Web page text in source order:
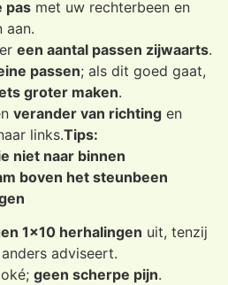
pas met uw rechterbeen en
aan.
een aantal passen zijwaarts.
passen; als dit goed gaat,
groter maken.
verander van richting en
links.Tips:
niet naar binnen
boven het steunbeen
1×10 herhalingen uit, tenzij
adviseert.
geen scherpe pijn.